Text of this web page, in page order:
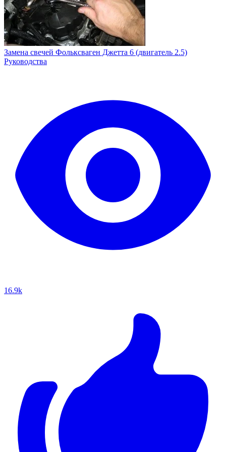
Замена свечей Фольксваген Джетта 6 (двигатель 2.5)
Руководства
16.9k